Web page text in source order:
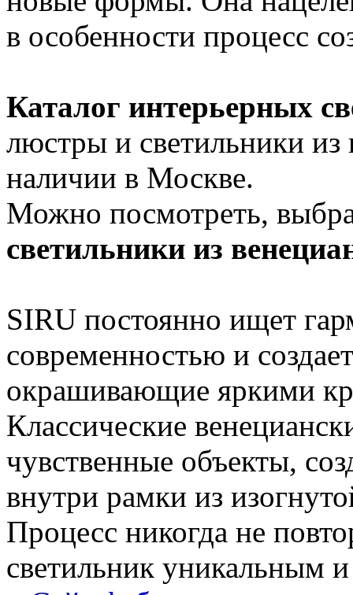
в особенности процесс
Каталог интерьерных
люстры и светильники из
наличии в Москве.
Можно посмотреть,
светильники из
SIRU постоянно ищет
современностью и
окрашивающие яркими
Классические
чувственные объекты,
внутри рамки из
Процесс никогда не
светильник уникальным